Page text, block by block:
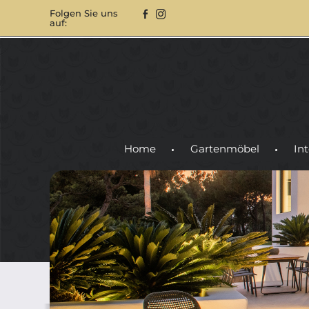
Folgen Sie uns
auf:
Home Gartenmöbel